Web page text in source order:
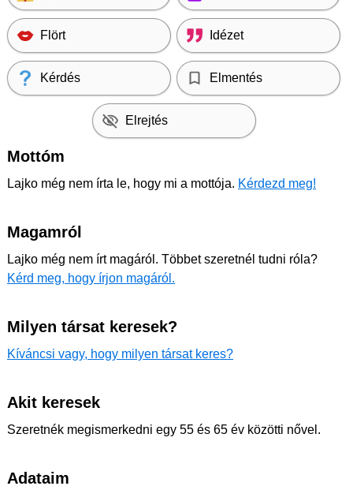
Flört Idézet
Kérdés Elmentés
Elrejtés
Mottóm
Lajko még nem írta le, hogy mi a mottója. Kérdezd meg!
Magamról
Lajko még nem írt magáról. Többet szeretnél tudni róla?
Kérd meg, hogy írjon magáról.
Milyen társat keresek?
Kíváncsi vagy, hogy milyen társat keres?
Akit keresek
Szeretnék megismerkedni egy 55 és 65 év közötti nővel.
Adataim